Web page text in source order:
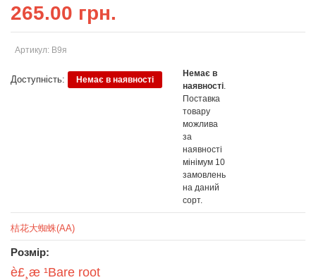
265.00 грн.
Артикул: В9я
Доступність: Немає в наявності
Немає в
наявності
Поставка
товару
можлива
за
наявності
мінімум 10
замовлень
на даний
сорт.
桔花大蜘蛛(AA)
Розмір:
è£¸æ ¹Bare root